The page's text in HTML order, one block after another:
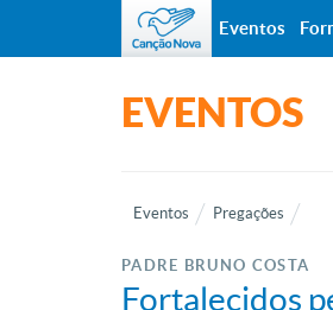
EVENTOS
Eventos Pregações
PADRE BRUNO COSTA
Fortalecidos
Eventos